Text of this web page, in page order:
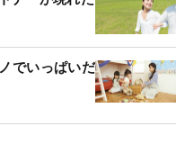
でいっぱいだ